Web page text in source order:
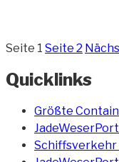
Seite 1 Seite 2
Quicklinks
Größte
Schiffsverkehr